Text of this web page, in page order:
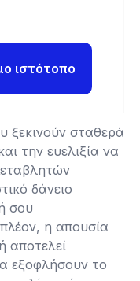
ιστότοπο
ξεκινούν σταθερά
την ευελιξία να
δάνειο
σου
η απουσία
αποτελεί
εξοφλήσουν το